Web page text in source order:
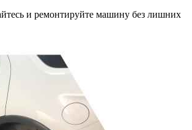
и ремонтируйте машину без лишних